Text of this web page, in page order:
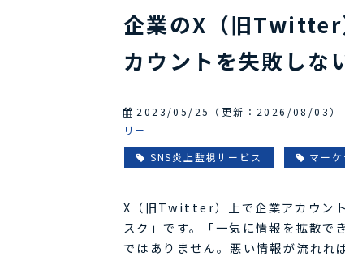
企業のX（旧Twitter
カウントを失敗しな
2023/05/25 （更新： 2026/08/03 ）
リー
SNS炎上監視サービス
マー
X（旧Twitter）上で企業アカウント
スク」です。「一気に情報を拡散で
ではありません。悪い情報が流れれ